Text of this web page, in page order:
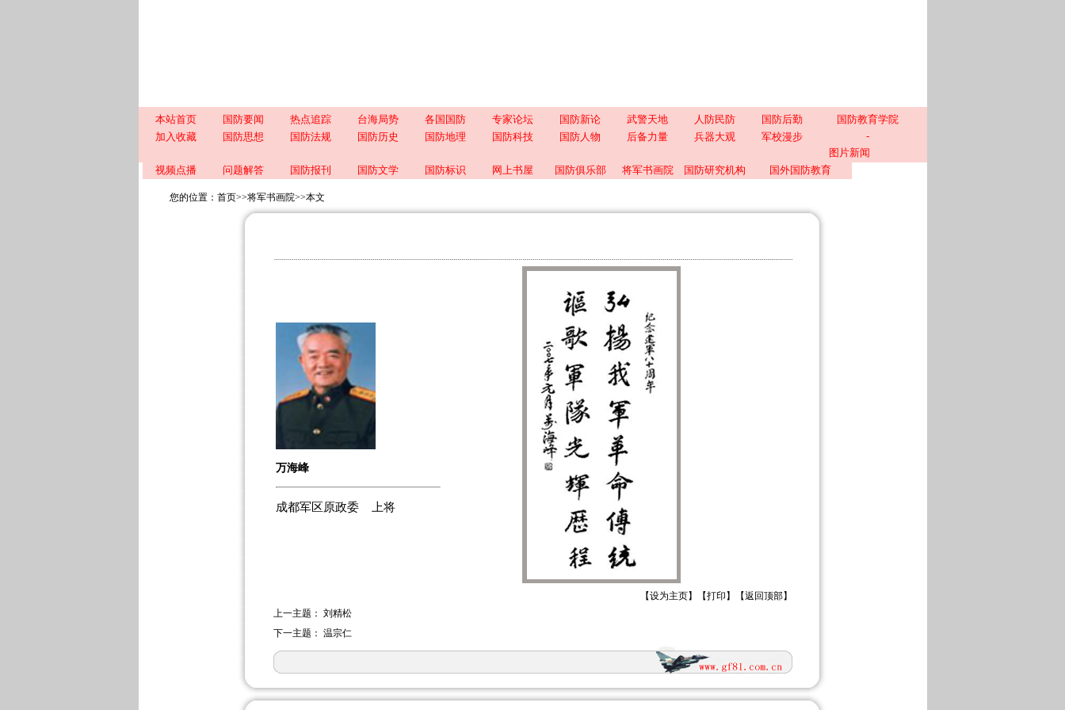
本站首页 国防要闻 热点追踪 台海局势 各国国防 专家论坛 国防新论 武警天地 人防民防 国防后勤
国防教育学院
加入收藏
国防思想 国防法规 国防历史 国防地理 国防科技 国防人物 后备力量 兵器大观 军校漫步
-
图片新闻
视频点播
问题解答 国防报刊 国防文学 国防标识 网上书屋 国防俱乐部 将军书画院 国防研究机构 国外国防教育
您的位置： 首页>>将军书画院>>本文
万海峰
成都军区原政委 上将
【设为主页】【打印 】【返回顶部】
上一主题： 刘精松
下一主题： 温宗仁